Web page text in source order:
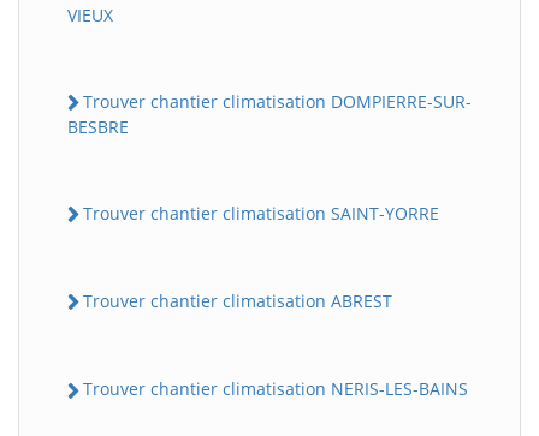
VIEUX
Trouver chantier climatisation DOMPIERRE-SUR-
BESBRE
Trouver chantier climatisation SAINT-YORRE
Trouver chantier climatisation ABREST
Trouver chantier climatisation NERIS-LES-BAINS